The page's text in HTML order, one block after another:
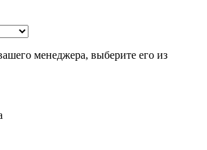
менеджера, выберите его из